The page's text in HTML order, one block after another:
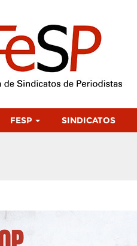
FESP SINDICATOS